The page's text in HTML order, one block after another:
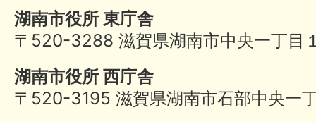
湖南市役所 東庁舎
〒520-3288 滋賀県湖南市中央一丁目
湖南市役所 西庁舎
〒520-3195 滋賀県湖南市石部中央一